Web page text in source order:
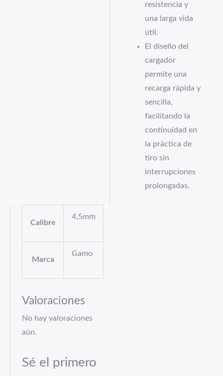
resistencia y
una larga vida
útil.
El diseño del
cargador
permite una
recarga rápida y
sencilla,
facilitando la
continuidad en
la práctica de
tiro sin
interrupciones
prolongadas.
Calibre
4,5mm
Marca
Gamo
Valoraciones
No hay valoraciones
aún.
Sé el primero